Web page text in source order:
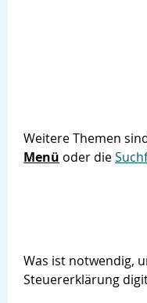
Weitere Themen
Menü oder die
Was ist notwendig,
Steuererklärung